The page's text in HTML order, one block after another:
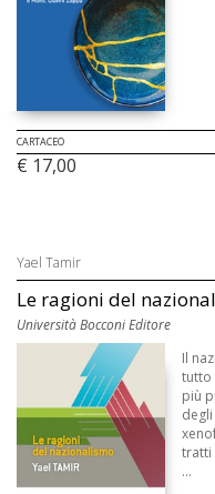
CARTACEO
€ 17,00
Yael Tamir
Le ragioni del
Università Bocconi Editore
Il
tutto
più
tratti
...